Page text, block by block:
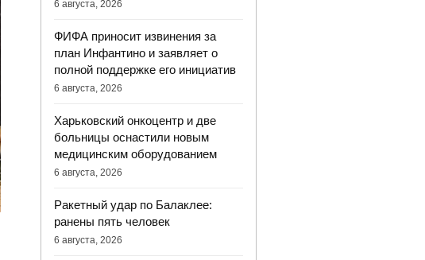
6 августа, 2026
ФИФА приносит извинения за
план Инфантино и заявляет о
полной поддержке его инициатив
6 августа, 2026
Харьковский онкоцентр и две
больницы оснастили новым
медицинским оборудованием
6 августа, 2026
Ракетный удар по Балаклее:
ранены пять человек
6 августа, 2026